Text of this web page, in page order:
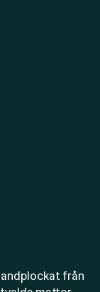
från